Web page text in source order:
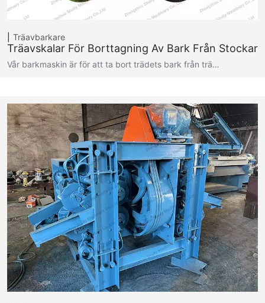
Träavbarkare
Träavskalar För Borttagning Av Bark Från Stockar
Vår barkmaskin är för att ta bort trädets bark från trä…